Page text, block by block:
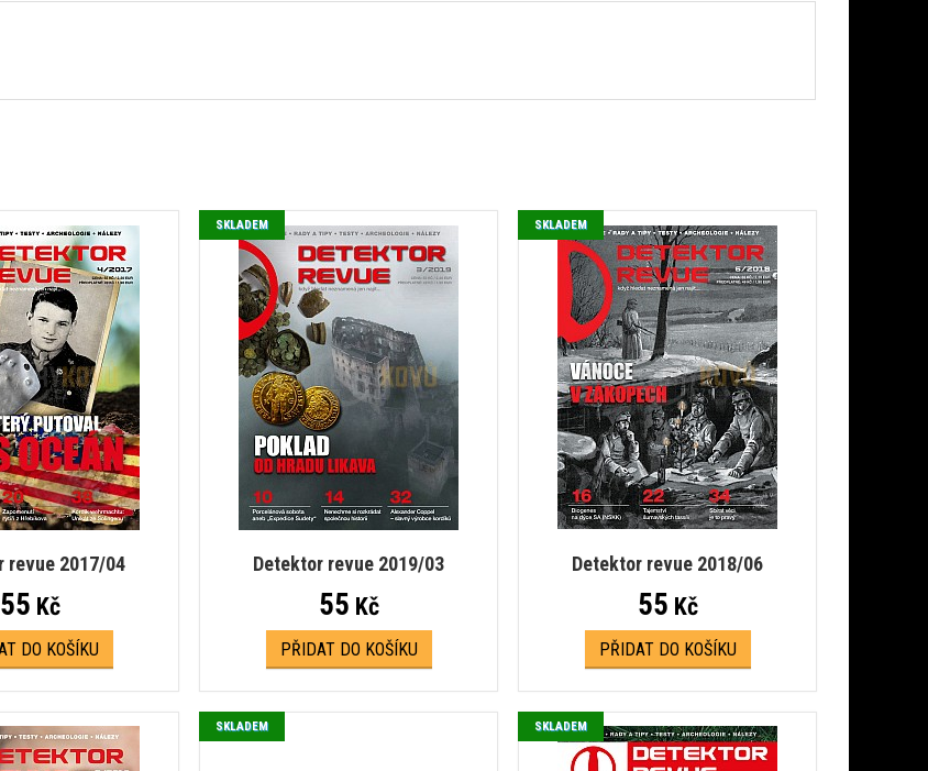
revue 2017/04
55 Kč
DO KOŠÍKU
Detektor revue 2019/03
SKLADEM
55 Kč
PŘIDAT DO KOŠÍKU
Detektor revue 2018/06
SKLADEM
55 Kč
PŘIDAT DO KOŠÍKU
SKLADEM SKLADEM